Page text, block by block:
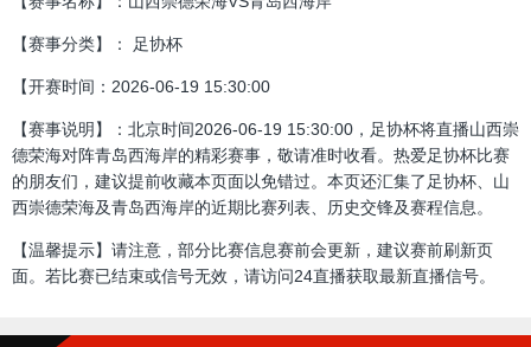
【赛事分类】： 足协杯
【开赛时间：2026-06-19 15:30:00
【赛事说明】：北京时间2026-06-19 15:30:00，足协杯将直播山西崇
德荣海对阵青岛西海岸的精彩赛事，敬请准时收看。热爱足协杯比赛
的朋友们，建议提前收藏本页面以免错过。本页还汇集了足协杯、山
西崇德荣海及青岛西海岸的近期比赛列表、历史交锋及赛程信息。
【温馨提示】请注意，部分比赛信息赛前会更新，建议赛前刷新页
面。若比赛已结束或信号无效，请访问24直播获取最新直播信号。